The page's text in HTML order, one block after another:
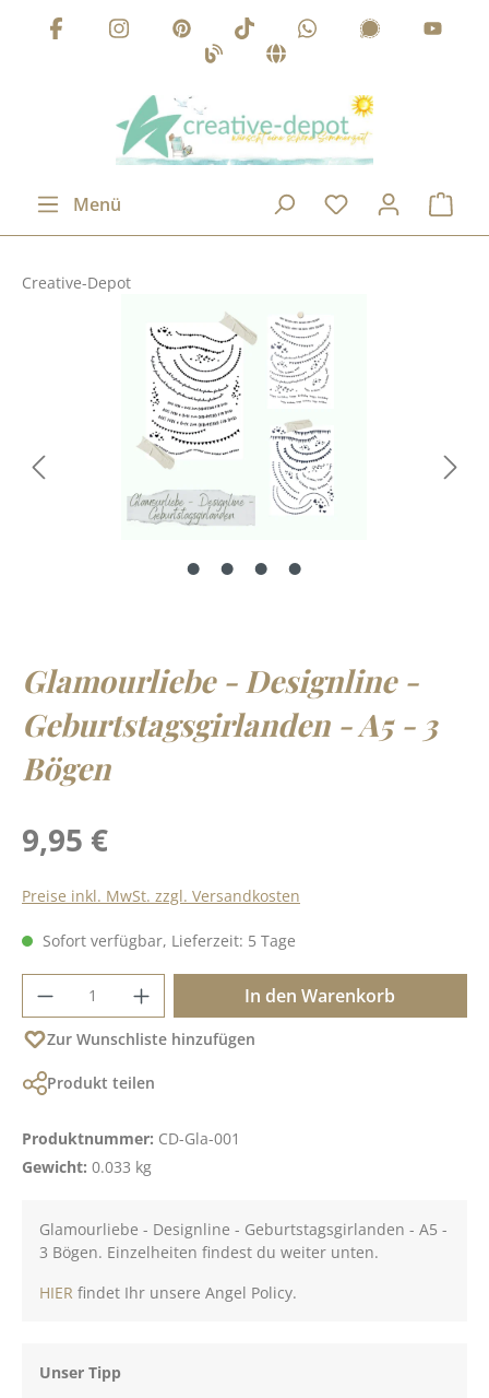
Zum Hauptinhalt springen
Menü
Creative-Depot
Glamourliebe - Designline -
Geburtstagsgirlanden - A5 - 3
Bögen
Regulärer Preis:
9,95 €
Preise inkl. MwSt. zzgl. Versandkosten
Sofort verfügbar, Lieferzeit: 5 Tage
Produkt Anzahl: Gib den gewünschten
In den Warenkorb
Zur Wunschliste hinzufügen
Produkt teilen
Produktnummer: CD-Gla-001
Gewicht: 0.033 kg
Glamourliebe - Designline - Geburtstagsgirlanden - A5 -
3 Bögen. Einzelheiten findest du weiter unten.
HIER findet Ihr unsere Angel Policy.
Unser Tipp